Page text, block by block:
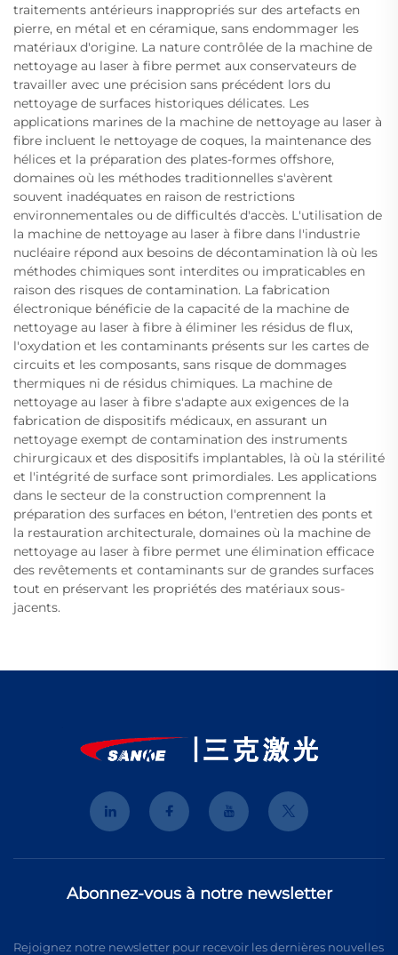
traitements antérieurs inappropriés sur des artefacts en
pierre, en métal et en céramique, sans endommager les
matériaux d'origine. La nature contrôlée de la machine de
nettoyage au laser à fibre permet aux conservateurs de
travailler avec une précision sans précédent lors du
nettoyage de surfaces historiques délicates. Les
applications marines de la machine de nettoyage au laser à
fibre incluent le nettoyage de coques, la maintenance des
hélices et la préparation des plates-formes offshore,
domaines où les méthodes traditionnelles s'avèrent
souvent inadéquates en raison de restrictions
environnementales ou de difficultés d'accès. L'utilisation de
la machine de nettoyage au laser à fibre dans l'industrie
nucléaire répond aux besoins de décontamination là où les
méthodes chimiques sont interdites ou impraticables en
raison des risques de contamination. La fabrication
électronique bénéficie de la capacité de la machine de
nettoyage au laser à fibre à éliminer les résidus de flux,
l'oxydation et les contaminants présents sur les cartes de
circuits et les composants, sans risque de dommages
thermiques ni de résidus chimiques. La machine de
nettoyage au laser à fibre s'adapte aux exigences de la
fabrication de dispositifs médicaux, en assurant un
nettoyage exempt de contamination des instruments
chirurgicaux et des dispositifs implantables, là où la stérilité
et l'intégrité de surface sont primordiales. Les applications
dans le secteur de la construction comprennent la
préparation des surfaces en béton, l'entretien des ponts et
la restauration architecturale, domaines où la machine de
nettoyage au laser à fibre permet une élimination efficace
des revêtements et contaminants sur de grandes surfaces
tout en préservant les propriétés des matériaux sous-
jacents.
Abonnez-vous à notre newsletter
Rejoignez notre newsletter pour recevoir les dernières nouvelles